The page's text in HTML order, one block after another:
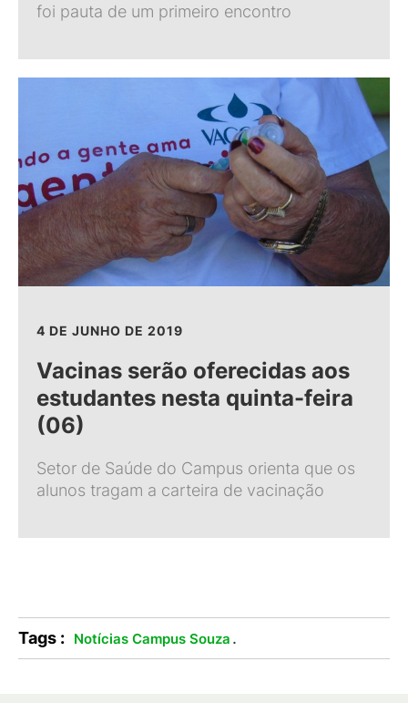
foi pauta de um primeiro encontro
4 DE JUNHO DE 2019
Vacinas serão oferecidas aos
estudantes nesta quinta-feira
(06)
Setor de Saúde do Campus orienta que os
alunos tragam a carteira de vacinação
Tags : Notícias Campus Souza .